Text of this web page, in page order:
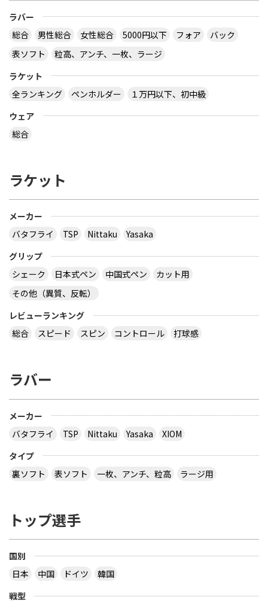
ラバー
総合
男性総合 女性総合 5000円以下 フォア
バック
表ソフト
粒高、アンチ、一枚、ラージ
ラケット
全ランキング
ペンホルダー
１万円以下、初中級
ウェア
総合
ラケット
メーカー
バタフライ
TSP Nittaku
Yasaka
グリップ
シェーク
日本式ペン 中国式ペン
カット用
その他（異質、反転）
レビューランキング
総合
スピード スピン コントロール 打球感
ラバー
メーカー
バタフライ
TSP Nittaku Yasaka
XIOM
タイプ
裏ソフト
表ソフト 一枚、アンチ、粒高 ラージ用
トップ選手
国別
日本
中国 ドイツ
韓国
戦型